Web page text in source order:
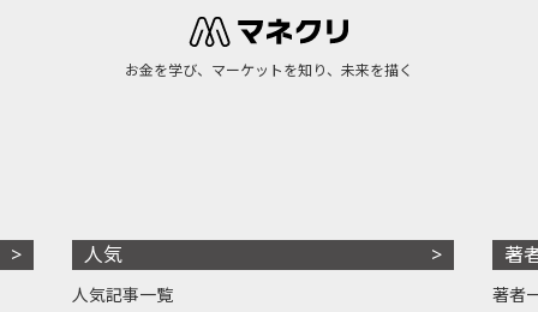
お金を学び、マーケットを知り、未来を描く
人気
人気記事一覧
著
著者